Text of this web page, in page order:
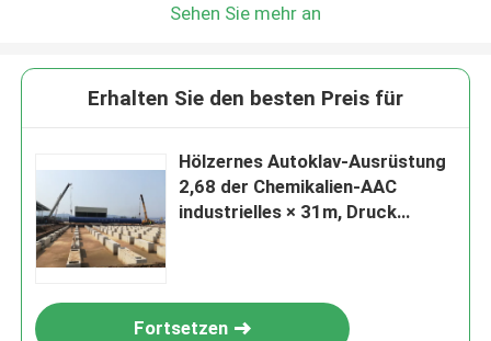
Sehen Sie mehr an
Erhalten Sie den besten Preis für
Hölzernes Autoklav-Ausrüstung
2,68 der Chemikalien-AAC
industrielles × 31m, Druck
Fortsetzen